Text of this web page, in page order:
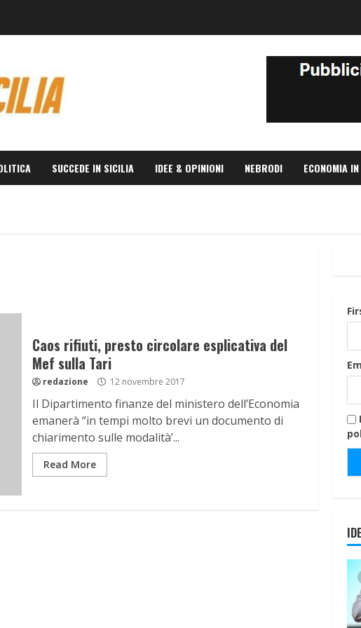
SUCCEDE IN SICILIA IDEE & OPINIONI NEBRODI ECONOMIA
Caos rifiuti, presto circolare esplicativa del
Mef sulla Tari
redazione 12 novembre 2017
Il Dipartimento finanze del ministero dell’Economia
emanerà “in tempi molto brevi un documento di
chiarimento sulle modalità’...
Read More